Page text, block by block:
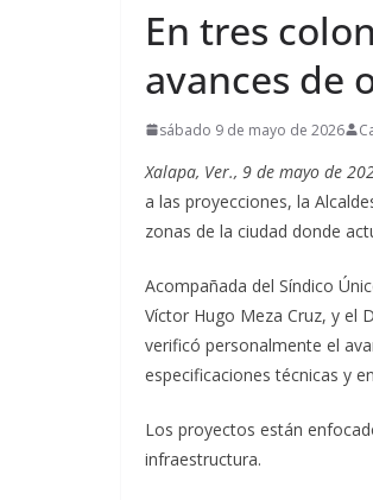
En tres
avances de
sábado 9 de mayo de 2026
Xalapa, Ver., 9 de mayo de
a las proyecciones, la
zonas de la ciudad donde
Acompañada del Síndico
Víctor Hugo Meza Cruz, y el
verificó personalmente el
especificaciones técnicas y
Los proyectos están
infraestructura.